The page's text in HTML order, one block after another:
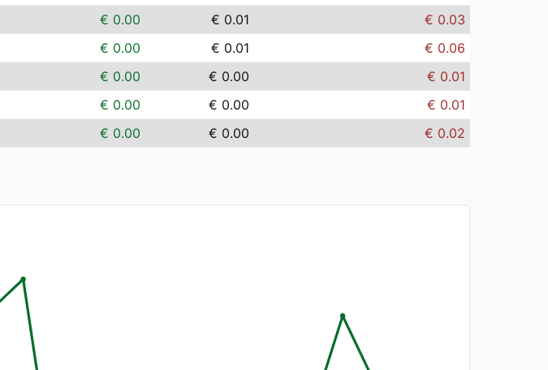
€ 0.00 € 0.01
€ 0.03
€ 0.00 € 0.01
€ 0.06
€ 0.00 € 0.00
€ 0.01
€ 0.00 € 0.00
€ 0.01
€ 0.00 € 0.00 € 0.02